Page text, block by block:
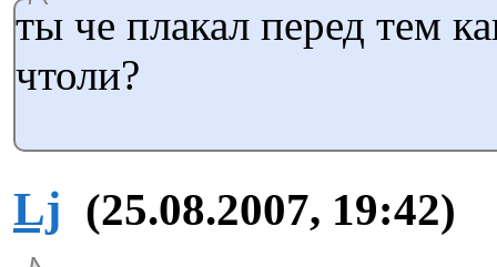
ты че плакал перед тем
чтоли?
Lj (25.08.2007, 19:42)